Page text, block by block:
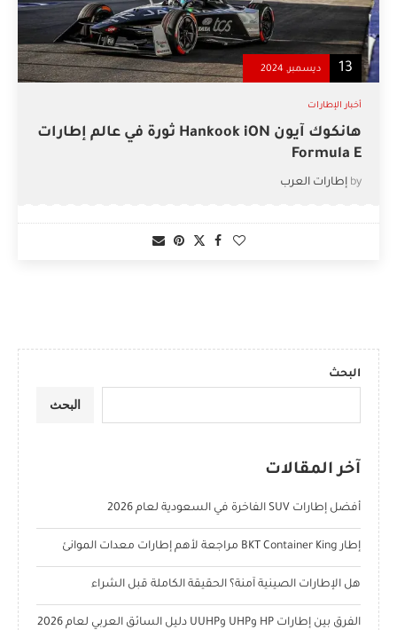
13 ديسمبر, 2024
أخبار الإطارات
هانكوك آيون Hankook iON ثورة في عالم إطارات
Formula E
by إطارات العرب
البحث
البحث
آخر المقالات
أفضل إطارات SUV الفاخرة في السعودية لعام 2026
إطار BKT Container King مراجعة لأهم إطارات معدات الموانئ
هل الإطارات الصينية آمنة؟ الحقيقة الكاملة قبل الشراء
الفرق بين إطارات HP وUHP وUUHP دليل السائق العربي لعام 2026